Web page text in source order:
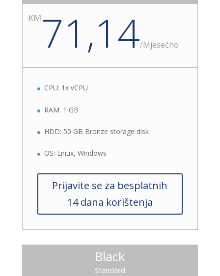
KM 71,14/Mjesečno
CPU: 1x vCPU
RAM: 1 GB
HDD: 50 GB Bronze storage disk
OS: Linux, Windows
Prijavite se za besplatnih
14 dana korištenja
Black
Standard